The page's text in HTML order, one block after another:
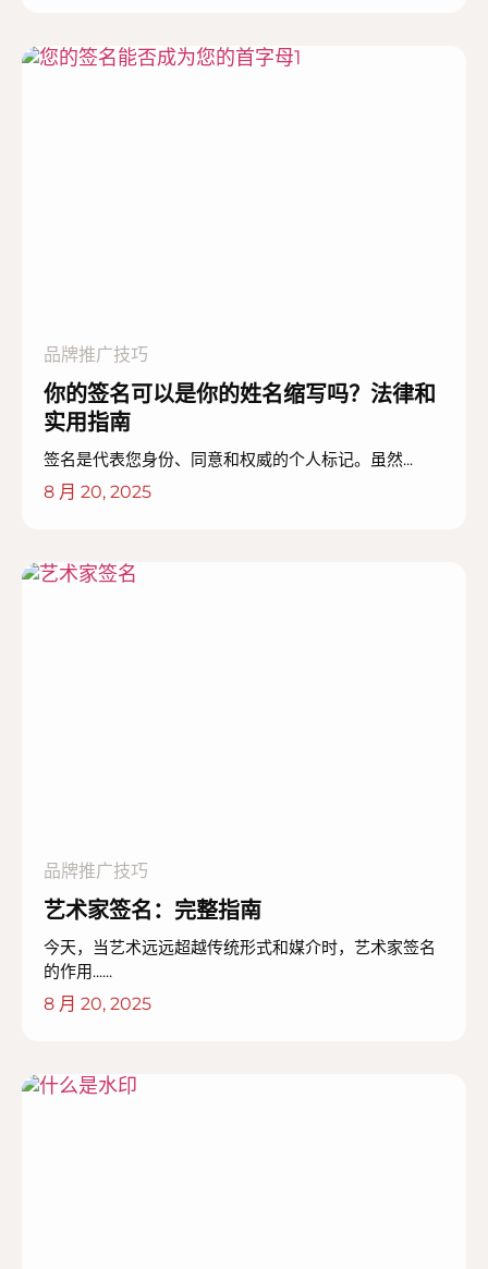
品牌推广技巧
你的签名可以是你的姓名缩写吗？法律和
实用指南
签名是代表您身份、同意和权威的个人标记。虽然...
8 月 20, 2025
品牌推广技巧
艺术家签名：完整指南
今天，当艺术远远超越传统形式和媒介时，艺术家签名
的作用......
8 月 20, 2025